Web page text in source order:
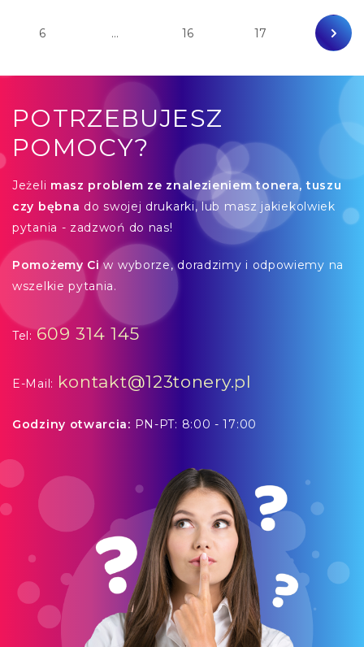
6 … 16 17
POTRZEBUJESZ
POMOCY?
Jeżeli masz problem ze znalezieniem tonera, tuszu
czy bębna do swojej drukarki, lub masz jakiekolwiek
pytania - zadzwoń do nas!
Pomożemy Ciw wyborze, doradzimy i odpowiemy na
wszelkie pytania.
Tel: 609 314 145
E-Mail: kontakt@123tonery.pl
Godziny otwarcia: PN-PT: 8:00 - 17:00